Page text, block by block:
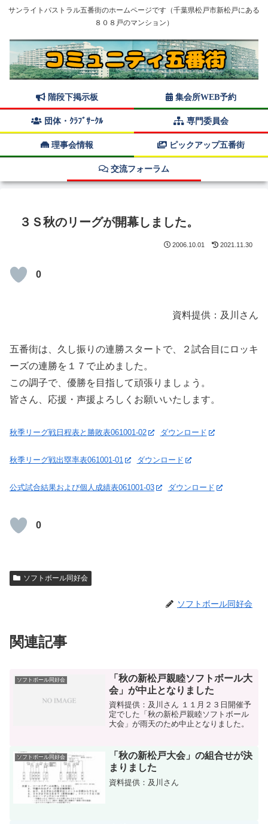
サンライトパストラル五番街のホームページです（千葉県松戸市新松戸にある
８０８戸のマンション）
階段下掲示板 集会所WEB予約
団体・ｸﾗﾌﾞｻｰｸﾙ 専門委員会
理事会情報 ピックアップ五番街
交流フォーラム
３Ｓ秋のリーグが開幕しました。
2006.10.01 2021.11.30
0
資料提供：及川さん
五番街は、久し振りの連勝スタートで、２試合目にロッキ
ーズの連勝を１７で止めました。
この調子で、優勝を目指して頑張りましょう。
皆さん、応援・声援よろしくお願いいたします。
秋季リーグ戦日程表と勝敗表061001-02 ダウンロード
秋季リーグ戦出塁率表061001-01 ダウンロード
公式試合結果および個人成績表061001-03 ダウンロード
0
ソフトボール同好会
ソフトボール同好会
関連記事
ソフトボール同好会
「秋の新松戸親睦ソフトボール大
会」が中止となりました
資料提供：及川さん １１月２３日開催予
定でした「秋の新松戸親睦ソフトボール
大会」が雨天のため中止となりました。
ソフトボール同好会
「秋の新松戸大会」の組合せが決
まりました
資料提供：及川さん